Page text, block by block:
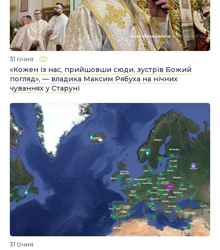
31 січня
«Кожен із нас, прийшовши сюди, зустрів Божий
погляд», — владика Максим Рябуха на нічних
чуваннях у Старуні
31 січня